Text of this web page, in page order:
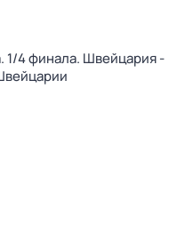
1/4 финала. Швейцария -